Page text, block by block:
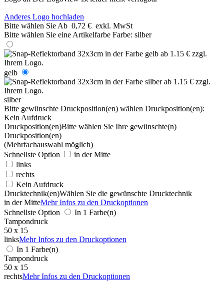
Anderes Logo hochladen
Bitte wählen Sie Ab 0,72 € exkl. MwSt
Bitte wählen Sie eine Artikelfarbe Farbe: silber
gelb
silber
Bitte gewünschte Druckposition(en) wählen Druckposition(en):
Kein Aufdruck
Druckposition(en)Bitte wählen Sie Ihre gewünschte(n)
Druckposition(en)
(Mehrfachauswahl möglich)
Schnellste Option
in der Mitte
links
rechts
Kein Aufdruck
Drucktechnik(en)Wählen Sie die gewünschte Drucktechnik
in der MitteMehr Infos zu den Druckoptionen
Schnellste Option
In 1 Farbe(n)
Tampondruck
50 x 15
linksMehr Infos zu den Druckoptionen
In 1 Farbe(n)
Tampondruck
50 x 15
rechtsMehr Infos zu den Druckoptionen